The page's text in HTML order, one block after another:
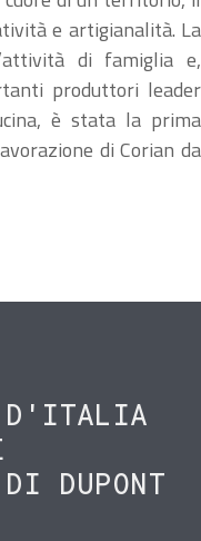
e artigianalità. La
di famiglia e,
produttori leader
è stata la prima
di Corian da
D'ITALIA
DUPONT